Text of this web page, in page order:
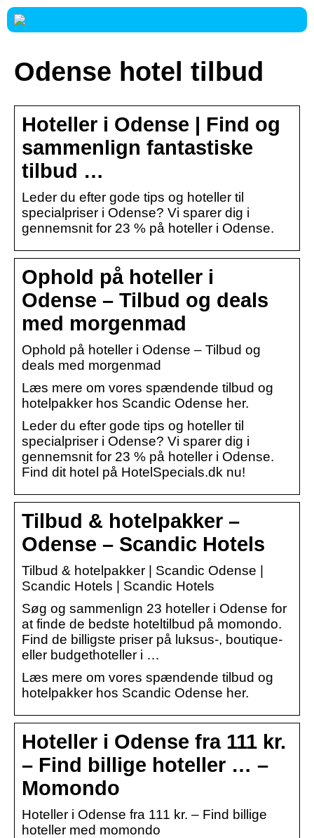
Odense hotel tilbud
Hoteller i Odense | Find og
sammenlign fantastiske
tilbud …
Leder du efter gode tips og hoteller til
specialpriser i Odense? Vi sparer dig i
gennemsnit for 23 % på hoteller i Odense.
Ophold på hoteller i
Odense – Tilbud og deals
med morgenmad
Ophold på hoteller i Odense – Tilbud og
deals med morgenmad
Læs mere om vores spændende tilbud og
hotelpakker hos Scandic Odense her.
Leder du efter gode tips og hoteller til
specialpriser i Odense? Vi sparer dig i
gennemsnit for 23 % på hoteller i Odense.
Find dit hotel på HotelSpecials.dk nu!
Tilbud & hotelpakker –
Odense – Scandic Hotels
Tilbud & hotelpakker | Scandic Odense |
Scandic Hotels | Scandic Hotels
Søg og sammenlign 23 hoteller i Odense for
at finde de bedste hoteltilbud på momondo.
Find de billigste priser på luksus-, boutique-
eller budgethoteller i …
Læs mere om vores spændende tilbud og
hotelpakker hos Scandic Odense her.
Hoteller i Odense fra 111 kr.
– Find billige hoteller … –
Momondo
Hoteller i Odense fra 111 kr. – Find billige
hoteller med momondo